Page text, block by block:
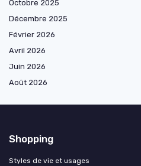
Octobre 2025
Décembre 2025
Février 2026
Avril 2026
Juin 2026
Août 2026
Shopping
Styles de vie et usages